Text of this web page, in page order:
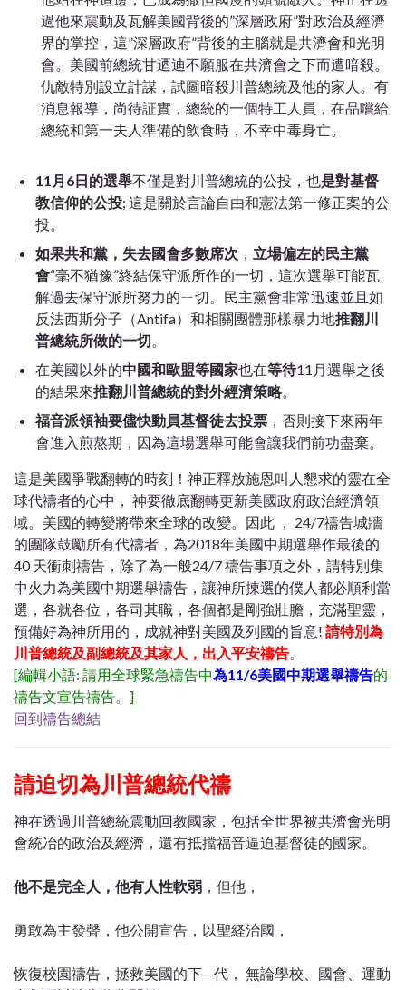
過他來震動及瓦解美國背後的”深層政府”對政治及經濟
界的掌控，這”深層政府”背後的主腦就是共濟會和光明
會。美國前總統甘迺迪不願服在共濟會之下而遭暗殺。
仇敵特別設立計謀，試圖暗殺川普總統及他的家人。有
消息報導，尚待証實，總統的一個特工人員，在品嚐給
總統和第一夫人準備的飲食時，不幸中毒身亡。
11月6日的選舉不僅是對川普總統的公投，也是對基督
教信仰的公投; 這是關於言論自由和憲法第一修正案的公
投。
如果共和黨，失去國會多數席次
立場偏左的民主黨
會“毫不猶豫”終結保守派所作的一切，這次選舉可能瓦
解過去保守派所努力的ㄧ切。民主黨會非常迅速並且如
反法西斯分子（Antifa）和相關團體那樣暴力地推翻川
普總統所做的一切
在美國以外的中國和歐盟等國家也在等待11月選舉之後
的結果來推翻川普總統的對外經濟策略。
福音派領袖要儘快動員基督徒去投票 ，否則接下來兩年
會進入煎熬期，因為這場選舉可能會讓我們前功盡棄。
這是美國爭戰翻轉的時刻！神正釋放施恩叫人懇求的靈在全
球代禱者的心中， 神要徹底翻轉更新美國政府政治經濟領
域。美國的轉變將帶來全球的改變。因此 ， 24/7禱告城牆
的團隊鼓勵所有代禱者，為2018年美國中期選舉作最後的
40 天衝刺禱告，除了為一般24/7 禱告事項之外，請特別集
中火力為美國中期選舉禱告，讓神所揀選的僕人都必順利當
選，各就各位，各司其職，各個都是剛強壯膽，充滿聖靈，
預備好為神所用的，成就神對美國及列國的旨意! 請特別為
川普總統及副總統及其家人，出入平安禱告
[編輯小語: 請用全球緊急禱告中為11/6美國中期選舉禱告的
禱告文宣告禱告。]
回到禱告總結
請迫切為川普總統代禱
神在透過川普總統震動回教國家，包括全世界被共濟會光明
會統冶的政治及經濟，還有抵擋福音逼迫基督徒的國家。
他不是完全人，他有人性軟弱 ，但他，
勇敢為主發聲，他公開宣告，以聖経治國，
恢復校園禱告，拯救美國的下—代， 無論學校、國會、運動